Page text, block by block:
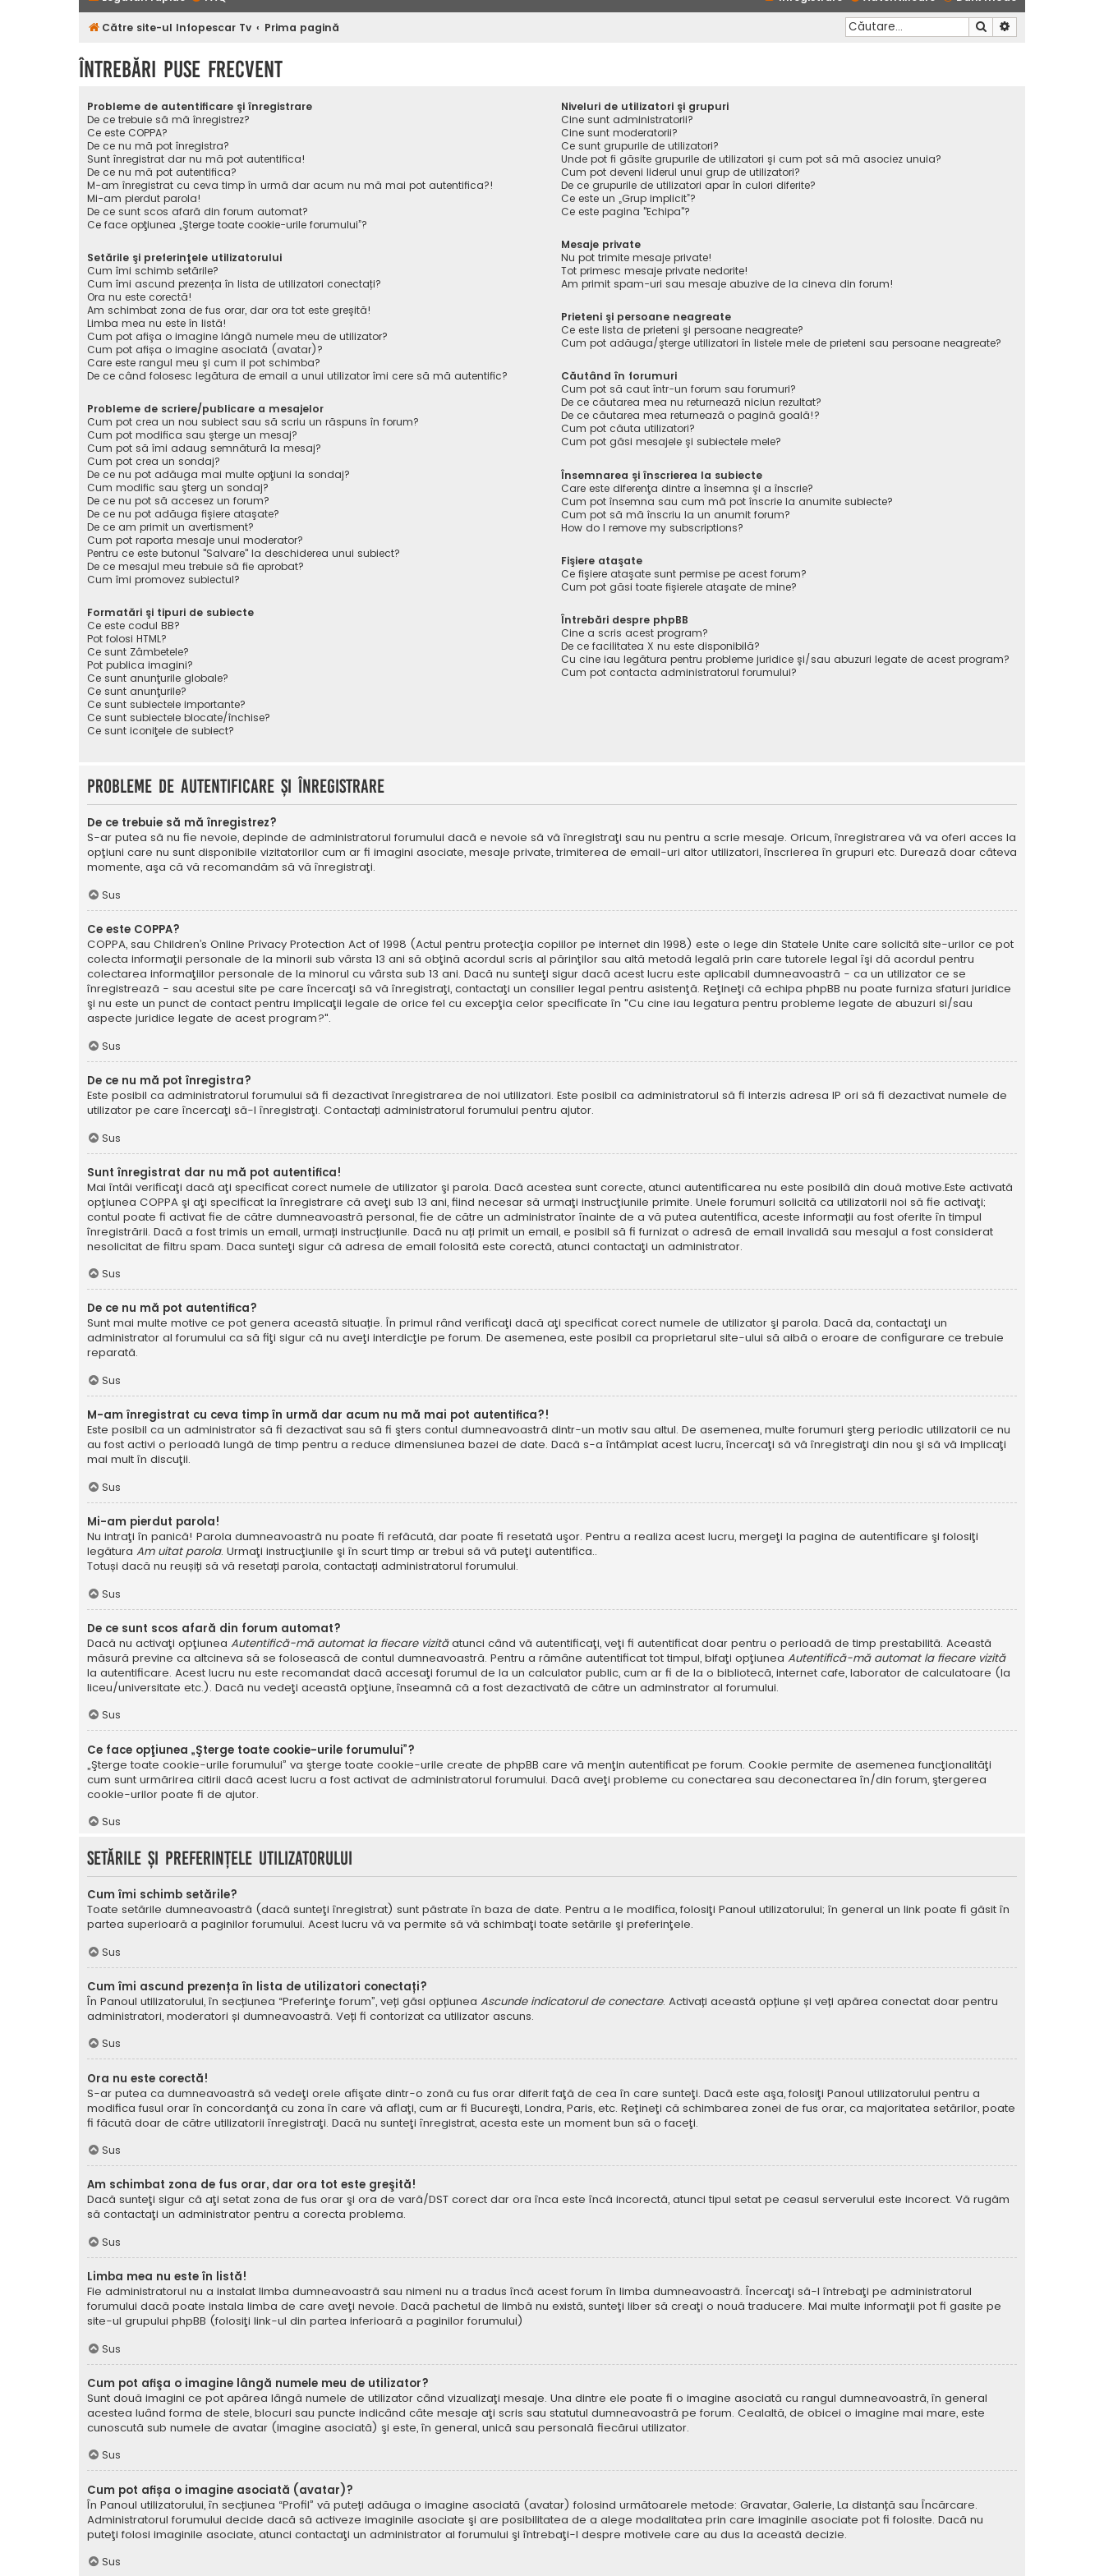
Către site-ul Infopescar Tv Prima pagină Căutare
Întrebări puse frecvent
Probleme de autentificare şi înregistrare
De ce trebuie să mă înregistrez?
Ce este COPPA?
De ce nu mă pot înregistra?
Sunt înregistrat dar nu mă pot autentifica!
De ce nu mă pot autentifica?
M-am înregistrat cu ceva timp în urmă dar acum nu mă mai pot autentifica?!
Mi-am pierdut parola!
De ce sunt scos afară din forum automat?
Ce face opţiunea „Şterge toate cookie-urile forumului”?
Setările şi preferinţele utilizatorului
Cum îmi schimb setările?
Cum îmi ascund prezența în lista de utilizatori conectați?
Ora nu este corectă!
Am schimbat zona de fus orar, dar ora tot este greşită!
Limba mea nu este în listă!
Cum pot afişa o imagine lângă numele meu de utilizator?
Cum pot afișa o imagine asociată (avatar)?
Care este rangul meu şi cum il pot schimba?
De ce când folosesc legătura de email a unui utilizator îmi cere să mă autentific?
Probleme de scriere/publicare a mesajelor
Cum pot crea un nou subiect sau să scriu un răspuns în forum?
Cum pot modifica sau şterge un mesaj?
Cum pot să îmi adaug semnătură la mesaj?
Cum pot crea un sondaj?
De ce nu pot adăuga mai multe opţiuni la sondaj?
Cum modific sau şterg un sondaj?
De ce nu pot să accesez un forum?
De ce nu pot adăuga fişiere ataşate?
De ce am primit un avertisment?
Cum pot raporta mesaje unui moderator?
Pentru ce este butonul "Salvare" la deschiderea unui subiect?
De ce mesajul meu trebuie să fie aprobat?
Cum îmi promovez subiectul?
Formatări şi tipuri de subiecte
Ce este codul BB?
Pot folosi HTML?
Ce sunt Zâmbetele?
Pot publica imagini?
Ce sunt anunţurile globale?
Ce sunt anunţurile?
Ce sunt subiectele importante?
Ce sunt subiectele blocate/închise?
Ce sunt iconiţele de subiect?
Niveluri de utilizatori şi grupuri
Cine sunt administratorii?
Cine sunt moderatorii?
Ce sunt grupurile de utilizatori?
Unde pot fi găsite grupurile de utilizatori şi cum pot să mă asociez unuia?
Cum pot deveni liderul unui grup de utilizatori?
De ce grupurile de utilizatori apar în culori diferite?
Ce este un „Grup implicit”?
Ce este pagina "Echipa"?
Mesaje private
Nu pot trimite mesaje private!
Tot primesc mesaje private nedorite!
Am primit spam-uri sau mesaje abuzive de la cineva din forum!
Prieteni şi persoane neagreate
Ce este lista de prieteni şi persoane neagreate?
Cum pot adăuga/şterge utilizatori în listele mele de prieteni sau persoane neagreate?
Căutând în forumuri
Cum pot să caut într-un forum sau forumuri?
De ce căutarea mea nu returnează niciun rezultat?
De ce căutarea mea returnează o pagină goală!?
Cum pot căuta utilizatori?
Cum pot găsi mesajele şi subiectele mele?
Însemnarea şi înscrierea la subiecte
Care este diferenţa dintre a însemna şi a înscrie?
Cum pot însemna sau cum mă pot înscrie la anumite subiecte?
Cum pot să mă înscriu la un anumit forum?
How do I remove my subscriptions?
Fişiere ataşate
Ce fişiere ataşate sunt permise pe acest forum?
Cum pot găsi toate fişierele ataşate de mine?
Întrebări despre phpBB
Cine a scris acest program?
De ce facilitatea X nu este disponibilă?
Cu cine iau legătura pentru probleme juridice şi/sau abuzuri legate de acest program?
Cum pot contacta administratorul forumului?
Probleme de autentificare şi înregistrare
De ce trebuie să mă înregistrez?
S-ar putea să nu fie nevoie, depinde de administratorul forumului dacă e nevoie să vă înregistraţi sau nu pentru a scrie mesaje. Oricum, înregistrarea vă va oferi acces la
opţiuni care nu sunt disponibile vizitatorilor cum ar fi imagini asociate, mesaje private, trimiterea de email-uri altor utilizatori, înscrierea în grupuri etc. Durează doar câteva
momente, aşa că vă recomandăm să vă înregistraţi.
Sus
Ce este COPPA?
COPPA, sau Children’s Online Privacy Protection Act of 1998 (Actul pentru protecţia copiilor pe internet din 1998) este o lege din Statele Unite care solicită site-urilor ce pot
colecta informaţii personale de la minorii sub vârsta 13 ani să obţină acordul scris al părinţilor sau altă metodă legală prin care tutorele legal îşi dă acordul pentru
colectarea informaţiilor personale de la minorul cu vârsta sub 13 ani. Dacă nu sunteţi sigur dacă acest lucru este aplicabil dumneavoastră - ca un utilizator ce se
înregistrează - sau acestui site pe care încercaţi să vă înregistraţi, contactaţi un consilier legal pentru asistenţă. Reţineţi că echipa phpBB nu poate furniza sfaturi juridice
şi nu este un punct de contact pentru implicaţii legale de orice fel cu excepţia celor specificate în "Cu cine iau legatura pentru probleme legate de abuzuri si/sau
aspecte juridice legate de acest program?".
Sus
De ce nu mă pot înregistra?
Este posibil ca administratorul forumului să fi dezactivat înregistrarea de noi utilizatori. Este posibil ca administratorul să fi interzis adresa IP ori să fi dezactivat numele de
utilizator pe care încercaţi să-l înregistraţi. Contactați administratorul forumului pentru ajutor.
Sus
Sunt înregistrat dar nu mă pot autentifica!
Mai întâi verificaţi dacă aţi specificat corect numele de utilizator şi parola. Dacă acestea sunt corecte, atunci autentificarea nu este posibilă din două motive.Este activată
opţiunea COPPA şi aţi specificat la înregistrare că aveţi sub 13 ani, fiind necesar să urmaţi instrucţiunile primite. Unele forumuri solicită ca utilizatorii noi să fie activaţi;
contul poate fi activat fie de către dumneavoastră personal, fie de către un administrator înainte de a vă putea autentifica, aceste informații au fost oferite în timpul
înregistrării. Dacă a fost trimis un email, urmați instrucțiunile. Dacă nu ați primit un email, e posibil să fi furnizat o adresă de email invalidă sau mesajul a fost considerat
nesolicitat de filtru spam. Daca sunteţi sigur că adresa de email folosită este corectă, atunci contactaţi un administrator.
Sus
De ce nu mă pot autentifica?
Sunt mai multe motive ce pot genera această situație. În primul rând verificaţi dacă aţi specificat corect numele de utilizator şi parola. Dacă da, contactaţi un
administrator al forumului ca să fiţi sigur că nu aveţi interdicţie pe forum. De asemenea, este posibil ca proprietarul site-ului să aibă o eroare de configurare ce trebuie
reparată.
Sus
M-am înregistrat cu ceva timp în urmă dar acum nu mă mai pot autentifica?!
Este posibil ca un administrator să fi dezactivat sau să fi şters contul dumneavoastră dintr-un motiv sau altul. De asemenea, multe forumuri şterg periodic utilizatorii ce nu
au fost activi o perioadă lungă de timp pentru a reduce dimensiunea bazei de date. Dacă s-a întâmplat acest lucru, încercaţi să vă înregistraţi din nou şi să vă implicaţi
mai mult în discuţii.
Sus
Mi-am pierdut parola!
Nu intraţi în panică! Parola dumneavoastră nu poate fi refăcută, dar poate fi resetată uşor. Pentru a realiza acest lucru, mergeţi la pagina de autentificare şi folosiţi
legătura Am uitat parola. Urmaţi instrucţiunile şi în scurt timp ar trebui să vă puteţi autentifica..
Totuși dacă nu reușiți să vă resetați parola, contactați administratorul forumului.
Sus
De ce sunt scos afară din forum automat?
Dacă nu activaţi opţiunea Autentifică-mă automat la fiecare vizităatunci când vă autentificaţi, veţi fi autentificat doar pentru o perioadă de timp prestabilită. Această
măsură previne ca altcineva să se folosească de contul dumneavoastră. Pentru a rămâne autentificat tot timpul, bifaţi opţiunea Autentifică-mă automat la fiecare vizită
la autentificare. Acest lucru nu este recomandat dacă accesaţi forumul de la un calculator public, cum ar fi de la o bibliotecă, internet cafe, laborator de calculatoare (la
liceu/universitate etc.). Dacă nu vedeţi această opţiune, înseamnă că a fost dezactivată de către un adminstrator al forumului.
Sus
Ce face opţiunea „Şterge toate cookie-urile forumului”?
„Şterge toate cookie-urile forumului” va şterge toate cookie-urile create de phpBB care vă menţin autentificat pe forum. Cookie permite de asemenea funcţionalităţi
cum sunt urmărirea citirii dacă acest lucru a fost activat de administratorul forumului. Dacă aveţi probleme cu conectarea sau deconectarea în/din forum, ştergerea
cookie-urilor poate fi de ajutor.
Sus
Setările şi preferinţele utilizatorului
Cum îmi schimb setările?
Toate setările dumneavoastră (dacă sunteţi înregistrat) sunt păstrate în baza de date. Pentru a le modifica, folosiţi Panoul utilizatorului; în general un link poate fi găsit în
partea superioară a paginilor forumului. Acest lucru vă va permite să vă schimbaţi toate setările şi preferinţele.
Sus
Cum îmi ascund prezența în lista de utilizatori conectați?
În Panoul utilizatorului, în secțiunea “Preferinţe forum”, veți găsi opțiunea Ascunde indicatorul de conectare. Activați această opțiune și veți apărea conectat doar pentru
administratori, moderatori și dumneavoastră. Veți fi contorizat ca utilizator ascuns.
Sus
Ora nu este corectă!
S-ar putea ca dumneavoastră să vedeţi orele afişate dintr-o zonă cu fus orar diferit faţă de cea în care sunteţi. Dacă este aşa, folosiţi Panoul utilizatorului pentru a
modifica fusul orar în concordanţă cu zona în care vă aflaţi, cum ar fi Bucureşti, Londra, Paris, etc. Reţineţi că schimbarea zonei de fus orar, ca majoritatea setărilor, poate
fi făcută doar de către utilizatorii înregistraţi. Dacă nu sunteţi înregistrat, acesta este un moment bun să o faceţi.
Sus
Am schimbat zona de fus orar, dar ora tot este greşită!
Dacă sunteţi sigur că aţi setat zona de fus orar şi ora de vară/DST corect dar ora înca este încă incorectă, atunci tipul setat pe ceasul serverului este incorect. Vă rugăm
să contactaţi un administrator pentru a corecta problema.
Sus
Limba mea nu este în listă!
Fie administratorul nu a instalat limba dumneavoastră sau nimeni nu a tradus încă acest forum în limba dumneavoastră. Încercaţi să-l întrebaţi pe administratorul
forumului dacă poate instala limba de care aveţi nevoie. Dacă pachetul de limbă nu există, sunteţi liber să creaţi o nouă traducere. Mai multe informaţii pot fi gasite pe
site-ul grupului phpBB (folosiţi link-ul din partea inferioară a paginilor forumului)
Sus
Cum pot afişa o imagine lângă numele meu de utilizator?
Sunt două imagini ce pot apărea lângă numele de utilizator când vizualizaţi mesaje. Una dintre ele poate fi o imagine asociată cu rangul dumneavoastră, în general
acestea luând forma de stele, blocuri sau puncte indicând câte mesaje aţi scris sau statutul dumneavoastră pe forum. Cealaltă, de obicei o imagine mai mare, este
cunoscută sub numele de avatar (imagine asociată) şi este, în general, unică sau personală fiecărui utilizator.
Sus
Cum pot afișa o imagine asociată (avatar)?
În Panoul utilizatorului, în secțiunea “Profil” vă puteți adăuga o imagine asociată (avatar) folosind următoarele metode: Gravatar, Galerie, La distanță sau Încărcare.
Administratorul forumului decide dacă să activeze imaginile asociate şi are posibilitatea de a alege modalitatea prin care imaginile asociate pot fi folosite. Dacă nu
puteţi folosi imaginile asociate, atunci contactaţi un administrator al forumului şi întrebaţi-l despre motivele care au dus la această decizie.
Sus